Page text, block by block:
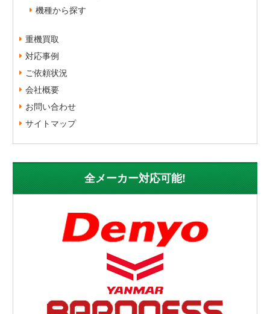
機種から探す
重機買取
対応事例
ご依頼状況
会社概要
お問い合わせ
サイトマップ
全メーカー対応可能!